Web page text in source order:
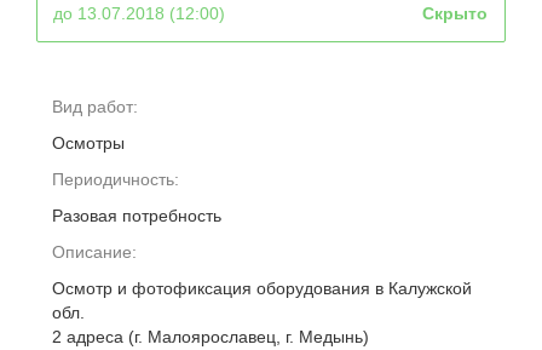
до 13.07.2018 (12:00)
Скрыто
Вид работ:
Осмотры
Периодичность:
Разовая потребность
Описание:
Осмотр и фотофиксация оборудования в Калужской
обл.
2 адреса (г. Малоярославец, г. Медынь)